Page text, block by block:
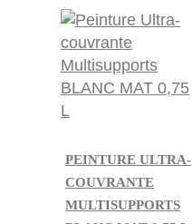
PEINTURE ULTRA-
COUVRANTE
MULTISUPPORTS